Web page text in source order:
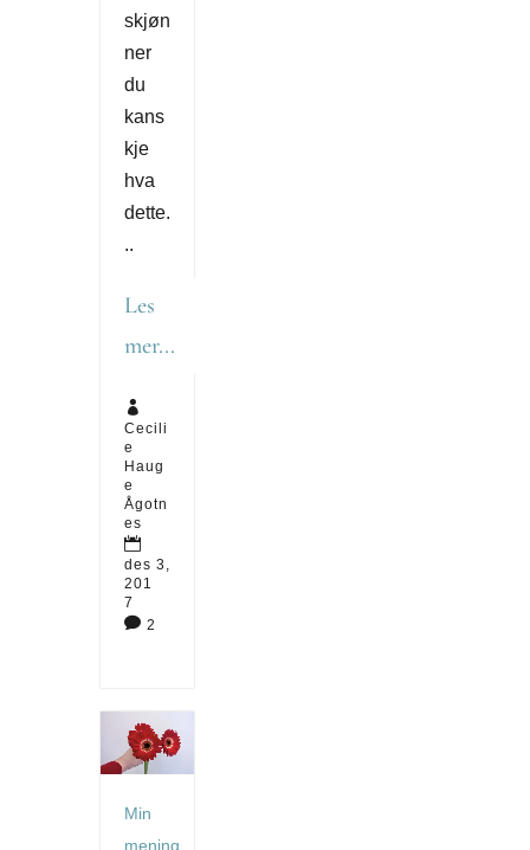
skjøn
ner
du
kans
kje
hva
dette.
..
Les
mer...

Cecili
e
Haug
e
Ågotn
es

des 3,
201
7
 2
Min
mening